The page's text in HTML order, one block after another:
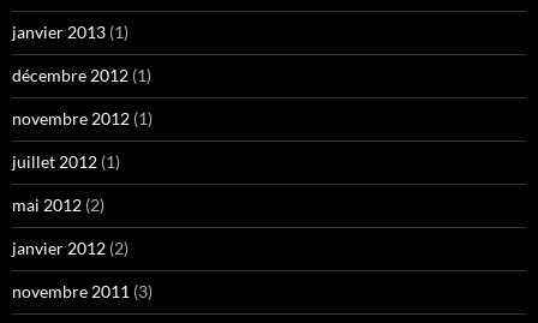
janvier 2013 (1)
décembre 2012 (1)
novembre 2012 (1)
juillet 2012 (1)
mai 2012 (2)
janvier 2012 (2)
novembre 2011 (3)